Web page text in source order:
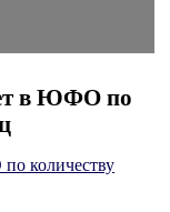
в ЮФО по